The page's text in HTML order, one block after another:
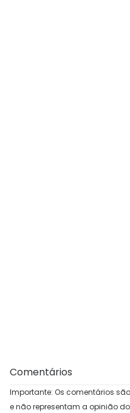
Comentários
Importante: Os comentários
e não representam a opinião do